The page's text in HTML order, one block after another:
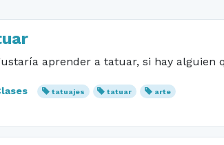
aprender a tatuar, si hay alguien
tatuajes tatuar arte